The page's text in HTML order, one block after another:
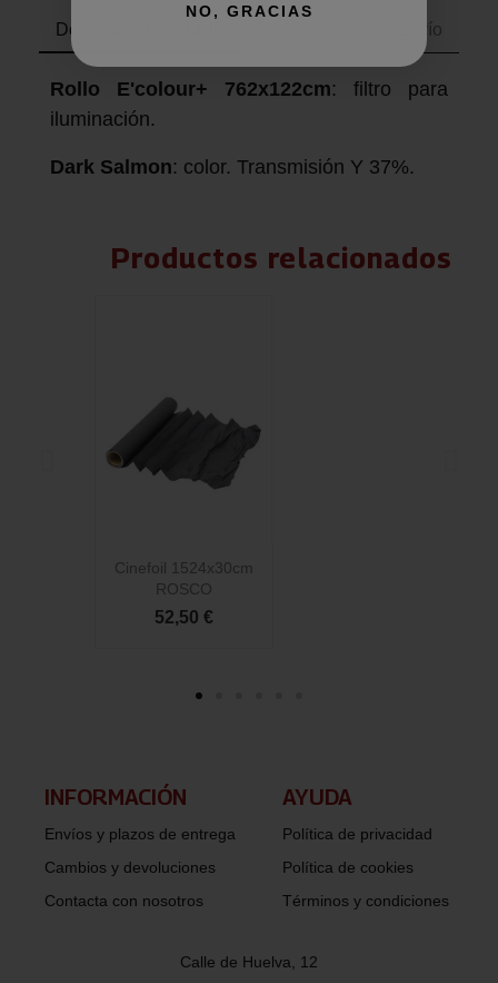
Descripción producto Envío
Rollo E'colour+ 762x122cm: filtro para
iluminación.
Dark Salmon: color. Transmisión Y 37%.
Productos relacionados
Cinefoil 1524x30cm
ROSCO
52,50 €
INFORMACIÓN​
Envíos y plazos de entrega
Cambios y devoluciones
Contacta con nosotros
AYUDA
Política de privacidad
Política de cookies
Términos y condiciones
Calle de Huelva, 12
NO, GRACIAS